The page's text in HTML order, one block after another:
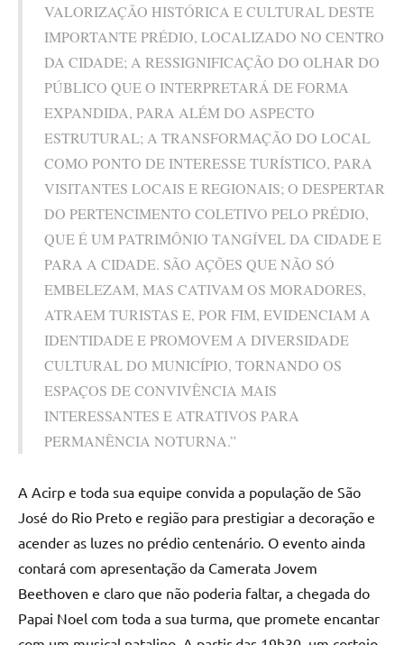
VALORIZAÇÃO HISTÓRICA E CULTURAL DESTE
IMPORTANTE PRÉDIO, LOCALIZADO NO CENTRO
DA CIDADE; A RESSIGNIFICAÇÃO DO OLHAR DO
PÚBLICO QUE O INTERPRETARÁ DE FORMA
EXPANDIDA, PARA ALÉM DO ASPECTO
ESTRUTURAL; A TRANSFORMAÇÃO DO LOCAL
COMO PONTO DE INTERESSE TURÍSTICO, PARA
VISITANTES LOCAIS E REGIONAIS; O DESPERTAR
DO PERTENCIMENTO COLETIVO PELO PRÉDIO,
QUE É UM PATRIMÔNIO TANGÍVEL DA CIDADE E
PARA A CIDADE. SÃO AÇÕES QUE NÃO SÓ
EMBELEZAM, MAS CATIVAM OS MORADORES,
ATRAEM TURISTAS E, POR FIM, EVIDENCIAM A
IDENTIDADE E PROMOVEM A DIVERSIDADE
CULTURAL DO MUNICÍPIO, TORNANDO OS
ESPAÇOS DE CONVIVÊNCIA MAIS
INTERESSANTES E ATRATIVOS PARA
PERMANÊNCIA NOTURNA.”
A Acirp e toda sua equipe convida a população de São
José do Rio Preto e região para prestigiar a decoração e
acender as luzes no prédio centenário. O evento ainda
contará com apresentação da Camerata Jovem
Beethoven e claro que não poderia faltar, a chegada do
Papai Noel com toda a sua turma, que promete encantar